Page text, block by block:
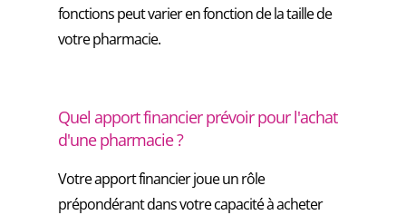
fonctions peut varier en fonction de la taille de
votre pharmacie.
Quel apport financier prévoir pour l'achat
d'une pharmacie ?
Votre apport financier joue un rôle
prépondérant dans votre capacité à acheter